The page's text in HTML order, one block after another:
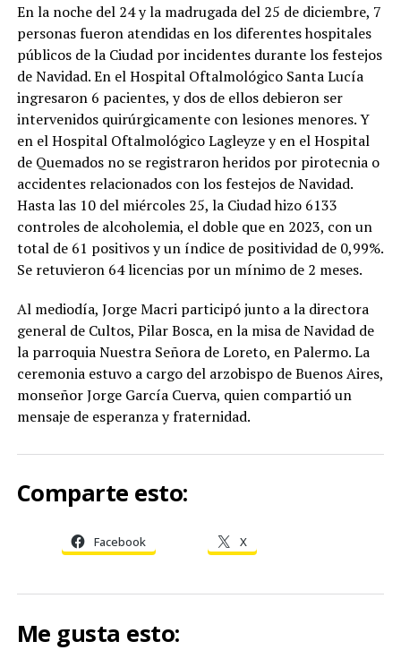
En la noche del 24 y la madrugada del 25 de diciembre, 7
personas fueron atendidas en los diferentes hospitales
públicos de la Ciudad por incidentes durante los festejos
de Navidad. En el Hospital Oftalmológico Santa Lucía
ingresaron 6 pacientes, y dos de ellos debieron ser
intervenidos quirúrgicamente con lesiones menores. Y
en el Hospital Oftalmológico Lagleyze y en el Hospital
de Quemados no se registraron heridos por pirotecnia o
accidentes relacionados con los festejos de Navidad.
Hasta las 10 del miércoles 25, la Ciudad hizo 6133
controles de alcoholemia, el doble que en 2023, con un
total de 61 positivos y un índice de positividad de 0,99%.
Se retuvieron 64 licencias por un mínimo de 2 meses.
Al mediodía, Jorge Macri participó junto a la directora
general de Cultos, Pilar Bosca, en la misa de Navidad de
la parroquia Nuestra Señora de Loreto, en Palermo. La
ceremonia estuvo a cargo del arzobispo de Buenos Aires,
monseñor Jorge García Cuerva, quien compartió un
mensaje de esperanza y fraternidad.
Comparte esto:
Facebook X
Me gusta esto: